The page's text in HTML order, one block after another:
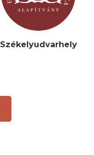
Székelyudvarhely